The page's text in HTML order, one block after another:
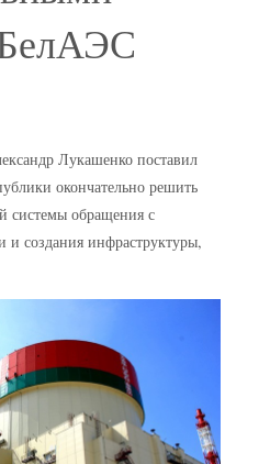
Лукашенко поставил
окончательно решить
системы обращения с
и создания инфраструктуры,